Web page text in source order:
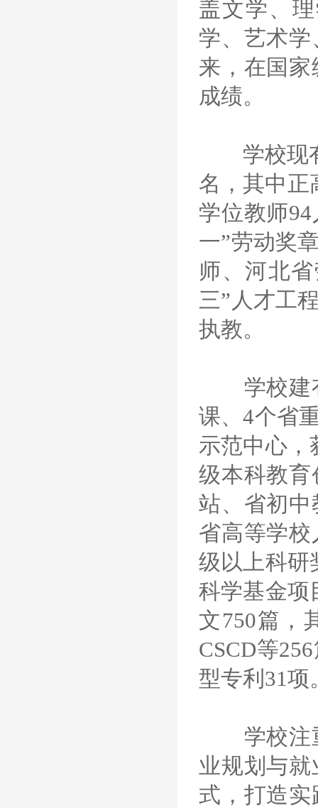
盖文学、
学、艺术
来，在国
成绩。
学校现有
名，其中正
学位教师
一”劳动奖
师、河北
三”人才工
执教。
学校建有
课、4个省
示范中心，
级本科教
站、省初
省高等学
级以上科研
科学基金项
文750篇，
CSCD等
型专利31项
学校注重
业规划与
式，打造